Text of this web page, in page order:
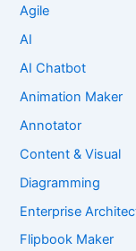
Agile
AI
AI Chatbot
Animation Maker
Annotator
Content & Visual
Diagramming
Enterprise
Flipbook Maker